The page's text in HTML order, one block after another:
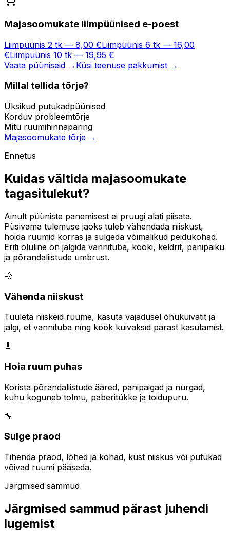
Majasoomukate liimpüünised e-poest
Liimpüünis 2 tk — 8,00 €Liimpüünis 6 tk — 16,00
€Liimpüünis 10 tk — 19,95 €
Vaata püüniseid → Küsi teenuse pakkumist →
Millal tellida tõrje?
Üksikud putukadpüünised
Korduv probleemtõrje
Mitu ruumihinnapäring
Majasoomukate tõrje →
Ennetus
Kuidas vältida majasoomukate
tagasitulekut?
Ainult püüniste panemisest ei pruugi alati piisata.
Püsivama tulemuse jaoks tuleb vähendada niiskust,
hoida ruumid korras ja sulgeda võimalikud peidukohad.
Eriti oluline on jälgida vannituba, kööki, keldrit, panipaiku
ja põrandaliistude ümbrust.
💨
Vähenda niiskust
Tuuleta niiskeid ruume, kasuta vajadusel õhukuivatit ja
jälgi, et vannituba ning köök kuivaksid pärast kasutamist.
🧹
Hoia ruum puhas
Korista põrandaliistude ääred, panipaigad ja nurgad,
kuhu koguneb tolmu, paberitükke ja toidupuru.
🔧
Sulge praod
Tihenda praod, lõhed ja kohad, kust niiskus või putukad
võivad ruumi pääseda.
Järgmised sammud
Järgmised sammud pärast juhendi
lugemist